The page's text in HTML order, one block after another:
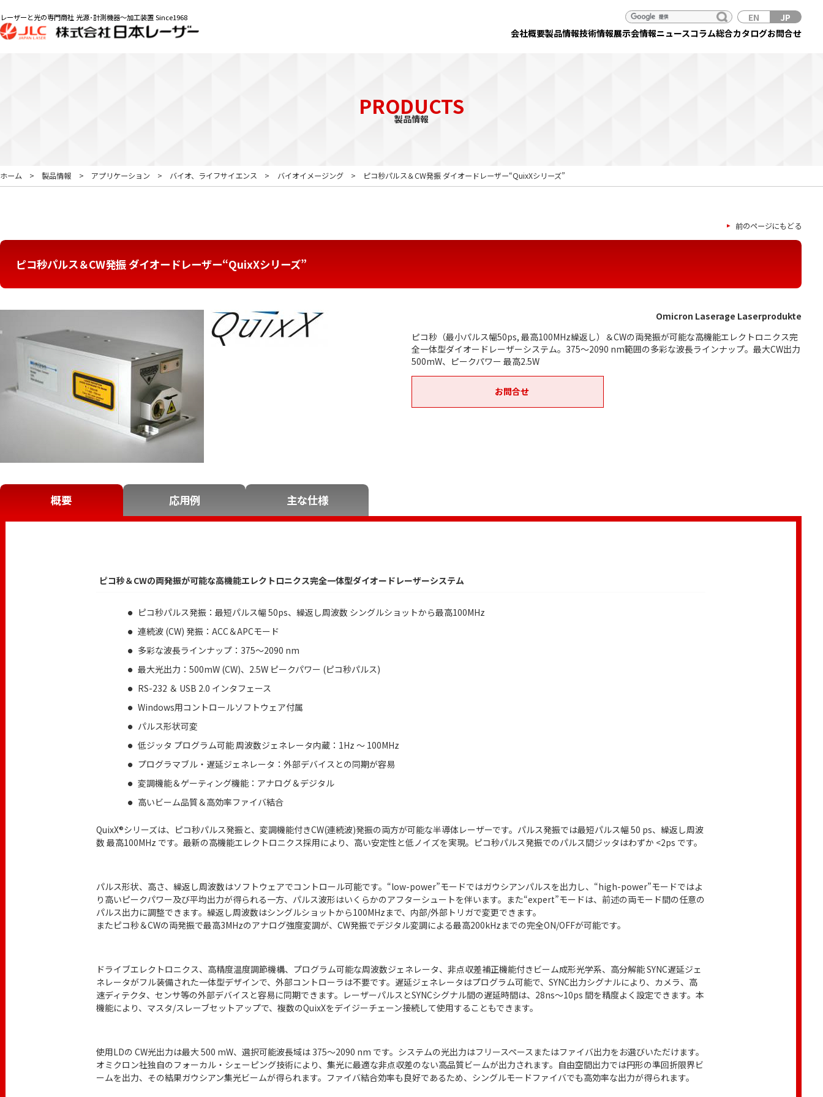
レーザーと光の専門商社 光源･計測機器～加工装置 Since1968
会社概要製品情報技術情報展示会情報ニュースコラム総合カタログお問合せ
EN JP
PRODUCTS
製品情報
ホーム 製品情報 アプリケーション バイオ、ライフサイエンス バイオイメージング ピコ秒パルス＆CW発振 ダイオードレーザー“QuixXシリーズ”
前のページにもどる
ピコ秒パルス＆CW発振 ダイオードレーザー“QuixXシリーズ”
Omicron Laserage Laserprodukte
ピコ秒（最小パルス幅50ps, 最高100MHz繰返し）＆CWの両発振が可能な高機能エレクトロニクス完
全一体型ダイオードレーザーシステム。375～2090 nm範囲の多彩な波長ラインナップ。最大CW出力
500mW、ピークパワー 最高2.5W
お問合せ
概要 応用例 主な仕様
ピコ秒＆CWの両発振が可能な高機能エレクトロニクス完全一体型ダイオードレーザーシステム
ピコ秒パルス発振：最短パルス幅 50ps、繰返し周波数 シングルショットから最高100MHz
連続波 (CW) 発振：ACC＆APCモード
多彩な波長ラインナップ：375～2090 nm
最大光出力：500mW (CW)、2.5W ピークパワー (ピコ秒パルス)
RS-232 ＆ USB 2.0 インタフェース
Windows用コントロールソフトウェア付属
パルス形状可変
低ジッタ プログラム可能 周波数ジェネレータ内蔵：1Hz ～ 100MHz
プログラマブル・遅延ジェネレータ：外部デバイスとの同期が容易
変調機能＆ゲーティング機能：アナログ＆デジタル
高いビーム品質＆高効率ファイバ結合
QuixX®シリーズは、ピコ秒パルス発振と、変調機能付きCW(連続波)発振の両方が可能な半導体レーザーです。パルス発振では最短パルス幅 50 ps、繰返し周波
数 最高100MHz です。最新の高機能エレクトロニクス採用により、高い安定性と低ノイズを実現。ピコ秒パルス発振でのパルス間ジッタはわずか <2ps です。
パルス形状、高さ、繰返し周波数はソフトウェアでコントロール可能です。“low-power”モードではガウシアンパルスを出力し、“high-power”モードではよ
り高いピークパワー及び平均出力が得られる一方、パルス波形はいくらかのアフターシュートを伴います。また“expert”モードは、前述の両モード間の任意の
パルス出力に調整できます。繰返し周波数はシングルショットから100MHzまで、内部/外部トリガで変更できます。
またピコ秒＆CWの両発振で最高3MHzのアナログ強度変調が、CW発振でデジタル変調による最高200kHzまでの完全ON/OFFが可能です。
ドライブエレクトロニクス、高精度温度調節機構、プログラム可能な周波数ジェネレータ、非点収差補正機能付きビーム成形光学系、高分解能 SYNC遅延ジェ
ネレータがフル装備された一体型デザインで、外部コントローラは不要です。遅延ジェネレータはプログラム可能で、SYNC出力シグナルにより、カメラ、高
速ディテクタ、センサ等の外部デバイスと容易に同期できます。レーザーパルスとSYNCシグナル間の遅延時間は、28ns～10ps 間を精度よく設定できます。本
機能により、マスタ/スレーブセットアップで、複数のQuixXをデイジーチェーン接続して使用することもできます。
使用LDの CW光出力は最大 500 mW、選択可能波長域は 375～2090 nm です。システムの光出力はフリースペースまたはファイバ出力をお選びいただけます。
オミクロン社独自のフォーカル・シェーピング技術により、集光に最適な非点収差のない高品質ビームが出力されます。自由空間出力では円形の準回折限界ビ
ームを出力、その結果ガウシアン集光ビームが得られます。ファイバ結合効率も良好であるため、シングルモードファイバでも高効率な出力が得られます。